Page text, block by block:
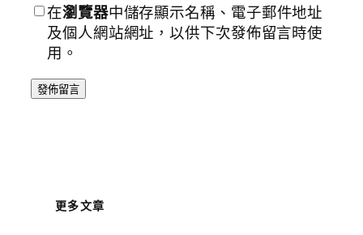
在瀏覽器中儲存顯示名稱、電子郵件地址
及個人網站網址，以供下次發佈留言時使
用。
更多文章